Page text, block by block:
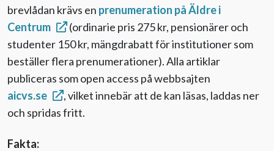
brevlådan krävs en prenumeration på Äldre i
Centrum
(ordinarie pris 275 kr, pensionärer och
studenter 150 kr, mängdrabatt för institutioner som
beställer flera prenumerationer). Alla artiklar
publiceras som open access på webbsajten
aicvs.se
, vilket innebär att de kan läsas, laddas ner
och spridas fritt.
Fakta: